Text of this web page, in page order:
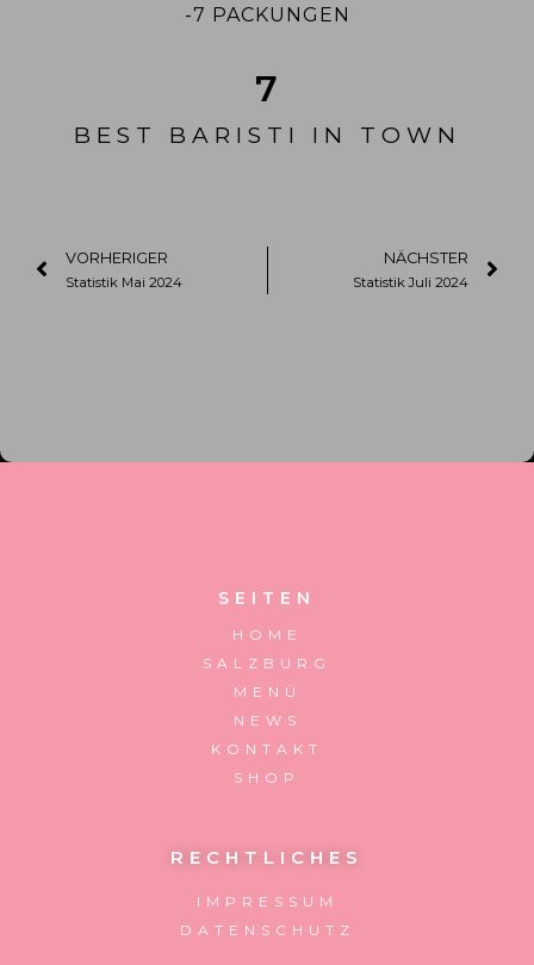
-7 PACKUNGEN
BEST BARISTI IN TOWN
7
VORHERIGER
Statistik Mai 2024
NÄCHSTER
Statistik Juli 2024
SEITEN
HOME
SALZBURG
MENÜ
NEWS
KONTAKT
SHOP
RECHTLICHES
IMPRESSUM
DATENSCHUTZ